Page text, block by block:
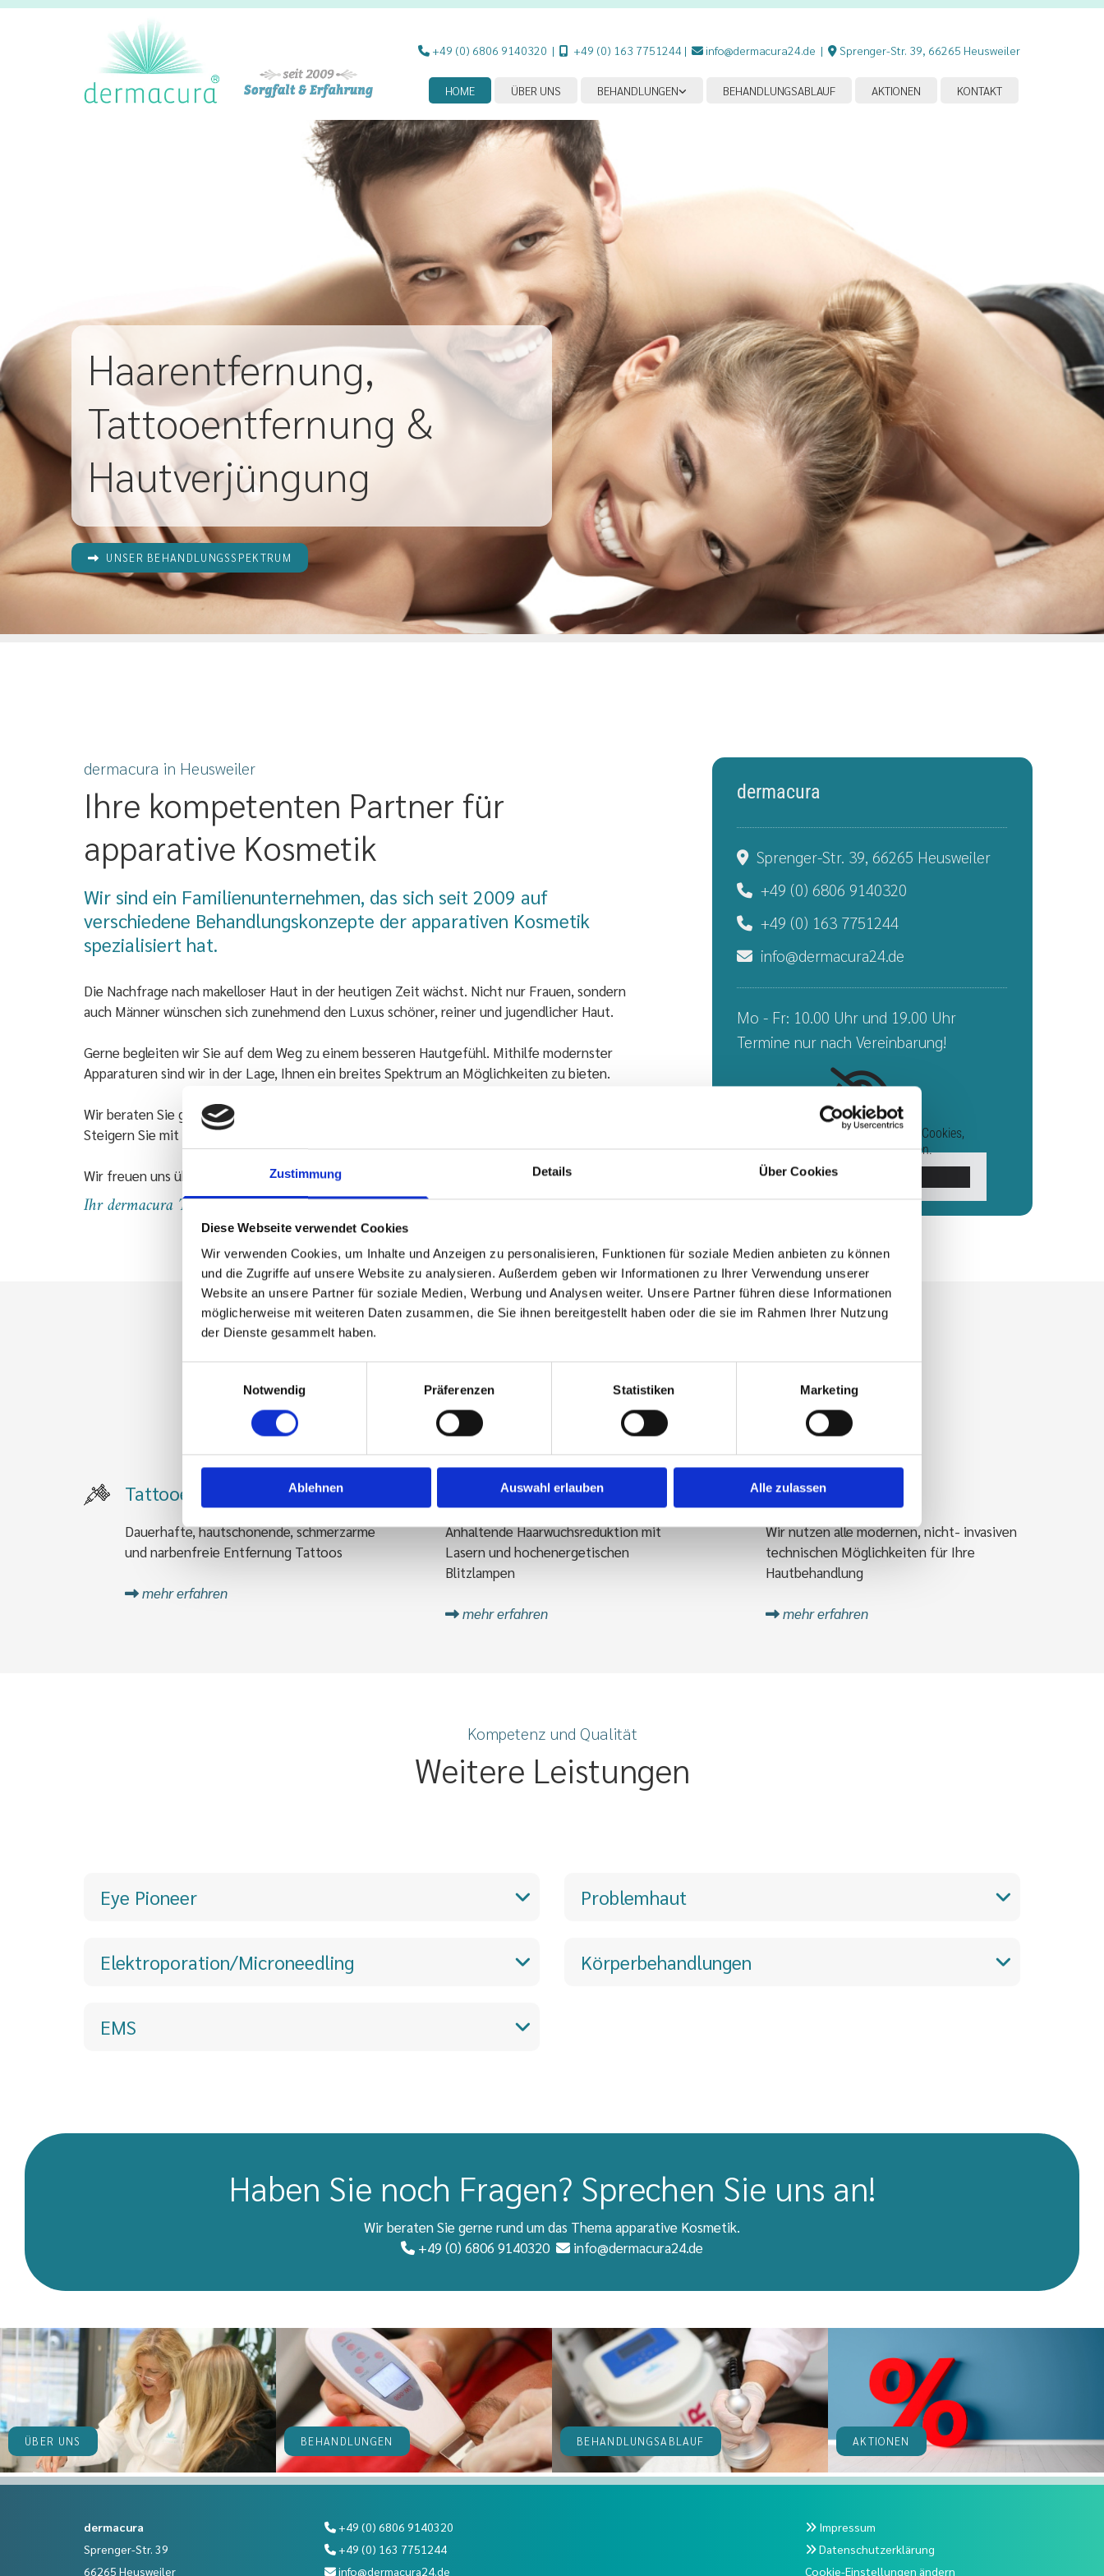
Zustimmung Details Über Cookies
Diese Webseite verwendet Cookies
Wir verwenden Cookies, um Inhalte und Anzeigen zu personalisieren, Funktionen für soziale Medien anbieten zu können
und die Zugriffe auf unsere Website zu analysieren. Außerdem geben wir Informationen zu Ihrer Verwendung unserer
Website an unsere Partner für soziale Medien, Werbung und Analysen weiter. Unsere Partner führen diese Informationen
möglicherweise mit weiteren Daten zusammen, die Sie ihnen bereitgestellt haben oder die sie im Rahmen Ihrer Nutzung
der Dienste gesammelt haben.
Notwendig
Präferenzen Statistiken Marketing
Ablehnen Auswahl erlauben Alle zulassen
Zum Inhalt springen
 +49 (0) 6806 9140320 |  +49 (0) 163 7751244 |  info@dermacura24.de |  Sprenger-Str. 39, 66265 Heusweiler
HOME ÜBER UNS BEHANDLUNGEN BEHANDLUNGSABLAUF AKTIONEN KONTAKT
Haarentfernung,
Tattooentfernung &
Hautverjüngung
UNSER BEHANDLUNGSSPEKTRUM
dermacura in Heusweiler
Ihre kompetenten Partner für
apparative Kosmetik
Wir sind ein Familienunternehmen, das sich seit 2009 auf
verschiedene Behandlungskonzepte der apparativen Kosmetik
spezialisiert hat.
Die Nachfrage nach makelloser Haut in der heutigen Zeit wächst. Nicht nur Frauen, sondern
auch Männer wünschen sich zunehmend den Luxus schöner, reiner und jugendlicher Haut.
Gerne begleiten wir Sie auf dem Weg zu einem besseren Hautgefühl. Mithilfe modernster
Apparaturen sind wir in der Lage, Ihnen ein breites Spektrum an Möglichkeiten zu bieten.
Wir beraten Sie gerne, kostenlos und unverbindlich in unserer Fachpraxis!
Steigern Sie mit
dermacura
Wir freuen uns über Ihre Nachricht oder Ihren
Ihr dermacura Team
dermacura
Sprenger-Str. 39, 66265 Heusweiler
 +49 (0) 6806 9140320
 +49 (0) 163 7751244
 info@dermacura24.de
Mo - Fr: 10.00 Uhr und 19.00 Uhr
Termine nur nach Vereinbarung!
Bitte akzeptieren Sie Marketing-Cookies,
um diese Karte anzuzeigen.
Accept cookies
Unsere Behandlungsschwerpunkte
Tattooentfernung
Dauerhafte, hautschonende, schmerzarme
und narbenfreie Entfernung Tattoos
 mehr erfahren
Haarentfernung mit IPL
Anhaltende Haarwuchsreduktion mit
Lasern und hochenergetischen
Blitzlampen
mehr erfahren
Hautverjüngung
Wir nutzen alle modernen, nicht- invasiven
technischen Möglichkeiten für Ihre
Hautbehandlung
mehr erfahren
Kompetenz und Qualität
Weitere Leistungen
Eye Pioneer Problemhaut
Elektroporation/Microneedling Körperbehandlungen
EMS
Haben Sie noch Fragen? Sprechen Sie uns an!
Wir beraten Sie gerne rund um das Thema apparative Kosmetik.
 +49 (0) 6806 9140320  info@dermacura24.de
ÜBER UNS BEHANDLUNGEN BEHANDLUNGSABLAUF AKTIONEN
dermacura
Sprenger-Str. 39
66265 Heusweiler
 +49 (0) 6806 9140320
 +49 (0) 163 7751244
 info@dermacura24.de
 Impressum
 Datenschutzerklärung
Cookie-Einstellungen ändern